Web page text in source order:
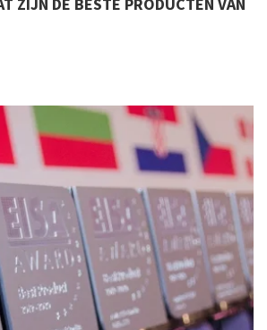
ZIJN DE BESTE PRODUCTEN VAN